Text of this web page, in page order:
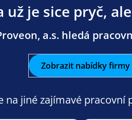
už je sice pryč,
a.s. hledá
Zobrazit nabídky firmy
na jiné zajímavé pracovní